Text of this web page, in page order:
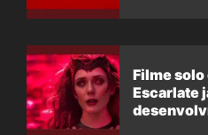
Filme
Escarlate